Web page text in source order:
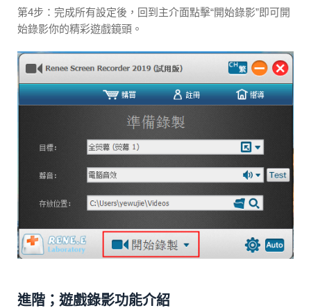
第4步：完成所有設定後，回到主介面點擊“開始錄影”即可開
始錄影你的精彩遊戲鏡頭。
進階；遊戲錄影功能介紹